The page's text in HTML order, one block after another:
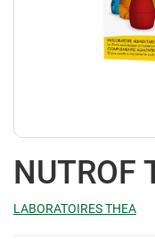
NUTROF
LABORATOIRES THEA